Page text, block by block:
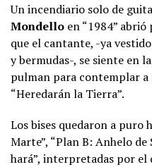
Un incendiario solo de
Mondello en “1984”
que el cantante, -ya
y bermudas-, se siente en
pulman para contemplar
“Heredarán la Tierra”.
Los bises quedaron a puro
Marte”, “Plan B: Anhelo
hará”, interpretadas por